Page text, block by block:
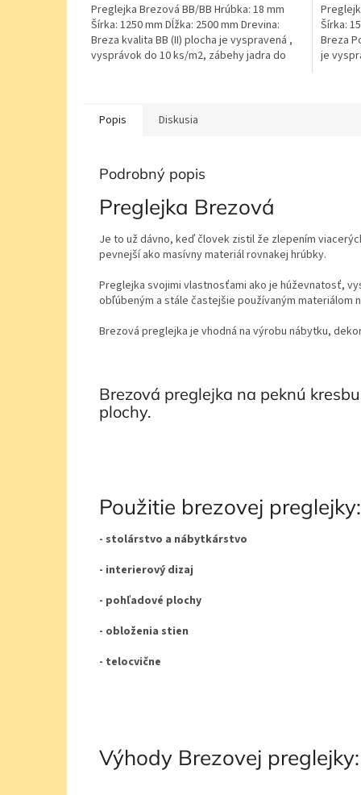
Preglejka Brezová BB/BB Hrúbka: 18 mm
Šírka: 1250 mm Dĺžka: 2500 mm Drevina:
Breza kvalita BB (II) plocha je vyspravená ,
vysprávok do 10 ks/m2, zábehy jadra do
Šírka:
Breza
je
Popis Diskusia
Podrobný popis
Preglejka Brezová
Je to už dávno, keď človek zistil že zlepením
pevnejší ako masívny materiál rovnakej hrúbky.
Preglejka svojimi vlastnosťami ako je húževnatosť,
obľúbeným a stále častejšie používaným materiálom
Brezová preglejka je vhodná na výrobu nábytku,
Brezová preglejka na peknú
plochy.
Použitie brezovej preglejky:
- stolárstvo a nábytkárstvo
- interierový dizaj
- pohľadové plochy
- obloženia stien
- telocvične
Výhody Brezovej preglejky: